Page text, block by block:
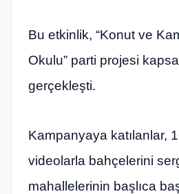
Bu etkinlik, “Konut ve
Okulu” parti projesi
gerçekleşti.
Kampanyaya katılanlar,
videolarla bahçelerini
mahallelerinin başlıca